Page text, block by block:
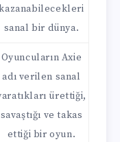
sanal bir dünya.
Oyuncuların Axie
adı verilen sanal
ürettiği,
savaştığı ve takas
ettiği bir oyun.